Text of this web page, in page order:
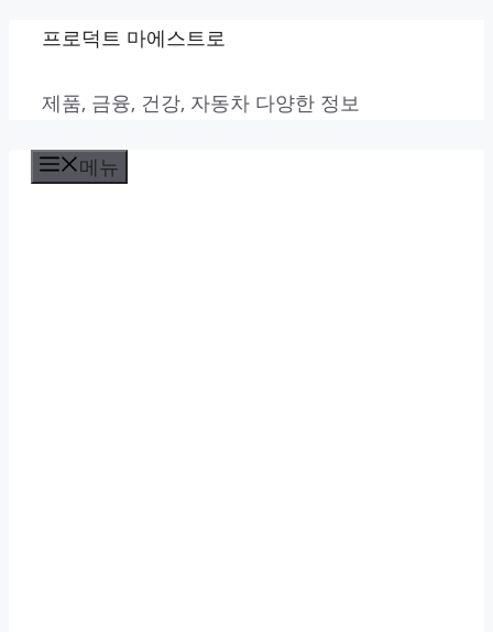
프로덕트 마에스트로
제품, 금융, 건강, 자동차 다양한 정보
메뉴